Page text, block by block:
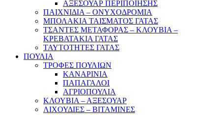
ΑΞΕΣΟΥΑΡ ΠΕΡΙΠΟΙΗΣΗΣ
ΠΑΙΧΝΙΔΙΑ – ΟΝΥΧΟΔΡΟΜΙΑ
ΜΠΟΛΑΚΙΑ ΤΑΙΣΜΑΤΟΣ ΓΑΤΑΣ
ΤΣΑΝΤΕΣ ΜΕΤΑΦΟΡΑΣ – ΚΛΟΥΒΙΑ –
ΚΡΕΒΑΤΑΚΙΑ ΓΑΤΑΣ
ΤΑΥΤΟΤΗΤΕΣ ΓΑΤΑΣ
ΠΟΥΛΙΑ
ΤΡΟΦΕΣ ΠΟΥΛΙΩΝ
ΚΑΝΑΡΙΝΙΑ
ΠΑΠΑΓΑΛΟΙ
ΑΓΡΙΟΠΟΥΛΙΑ
ΚΛΟΥΒΙΑ – ΑΞΕΣΟΥΑΡ
ΛΙΧΟΥΔΙΕΣ – ΒΙΤΑΜΙΝΕΣ